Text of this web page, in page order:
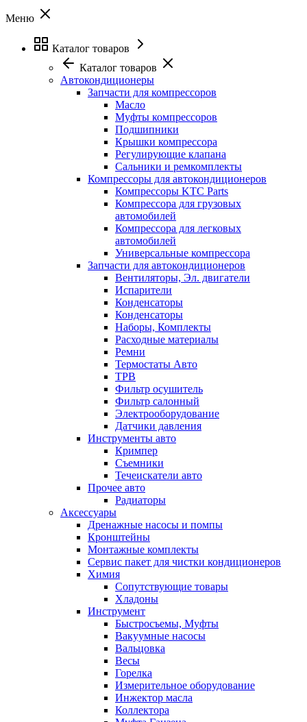
Меню
Каталог товаров
Каталог товаров
Автокондиционеры
Запчасти для компрессоров
Масло
Муфты компрессоров
Подшипники
Крышки компрессора
Регулирующие клапана
Сальники и ремкомплекты
Компрессоры для автокондиционеров
Компрессоры KTC Parts
Компрессора для грузовых
автомобилей
Компрессора для легковых
автомобилей
Универсальные компрессора
Запчасти для автокондиционеров
Вентиляторы, Эл. двигатели
Испарители
Конденсаторы
Конденсаторы
Наборы, Комплекты
Расходные материалы
Ремни
Термостаты Авто
ТРВ
Фильтр осушитель
Фильтр салонный
Электрооборудование
Датчики давления
Инструменты авто
Кримпер
Съемники
Течеискатели авто
Прочее авто
Радиаторы
Аксессуары
Дренажные насосы и помпы
Кронштейны
Монтажные комплекты
Сервис пакет для чистки кондиционеров
Химия
Сопутствующие товары
Хладоны
Инструмент
Быстросъемы, Муфты
Вакуумные насосы
Вальцовка
Весы
Горелка
Измерительное оборудование
Инжектор масла
Коллектора